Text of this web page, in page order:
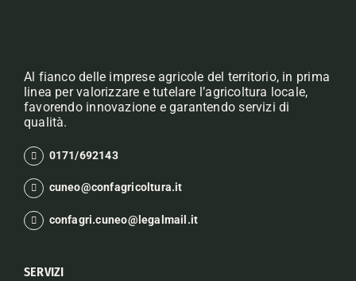
Al fianco delle imprese agricole del territorio, in prima
linea per valorizzare e tutelare l’agricoltura locale,
favorendo innovazione e garantendo servizi di
qualità.
0171/692143
cuneo@confagricoltura.it
confagri.cuneo@legalmail.it
SERVIZI